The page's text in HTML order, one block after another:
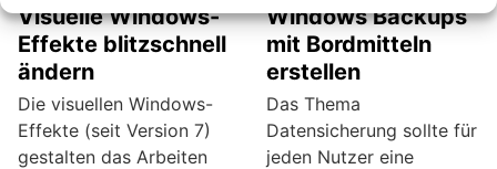
Visuelle Windows-
Effekte blitzschnell
ändern
Die visuellen Windows-
Effekte (seit Version 7)
gestalten das Arbeiten
Windows Backups
mit Bordmitteln
erstellen
Das Thema
Datensicherung sollte für
jeden Nutzer eine